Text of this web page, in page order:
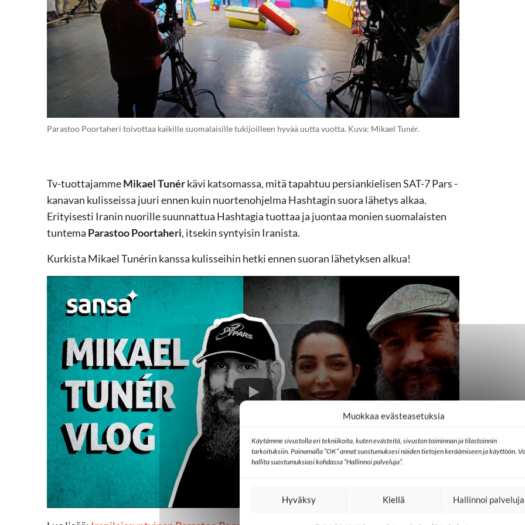
Muokkaa evästeasetuksia
Käytämme sivustolla eri tekniikoita, kuten evästeitä, sivuston toiminnan ja tilastoinnin
tarkoituksiin. Painamalla ”OK” annat suostumuksesi näiden tietojen keräämiseen ja käyttöön.
hallita suostumuksiasi kohdassa ”Hallinnoi palveluja”.
Hyväksy Kiellä Hallinnoi palveluja
Parastoo Poortaheri toivottaa kaikille suomalaisille tukijoilleen hyvää uutta vuotta. Kuva: Mikael Tunér.
Tv-tuottajammeMikael Tunérkävi katsomassa, mitä tapahtuu persiankielisen SAT-7 Pars -
kanavan kulisseissa juuri ennen kuin nuortenohjelma Hashtagin suora lähetys alkaa.
Erityisesti Iranin nuorille suunnattua Hashtagia tuottaa ja juontaa monien suomalaisten
tuntema Parastoo Poortaheri, itsekin syntyisin Iranista.
Kurkista Mikael Tunérin kanssa kulisseihin hetki ennen suoran lähetyksen alkua!